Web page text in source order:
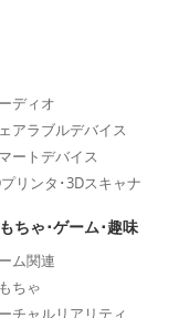
ディオ
アラブルデバイス
ートデバイス
リンタ･3Dスキャナ
ちゃ･ゲーム･趣味
ム関連
ちゃ
チャルリアリティ